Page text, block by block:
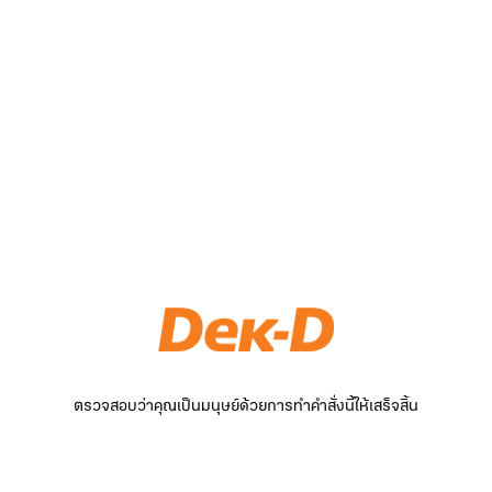
ตรวจสอบว่าคุณเป็นมนุษย์ด้วยการทำคำสั่งนี้ให้เสร็จสิ้น